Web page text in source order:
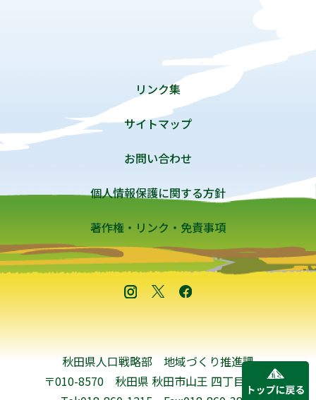
リンク集
サイトマップ
お問い合わせ
個人情報保護に関する方針
著作権・リンク・免責事項
秋田県人口戦略部 地域づくり推進課
〒010-8570 秋田県 秋田市山王 四丁目1-1